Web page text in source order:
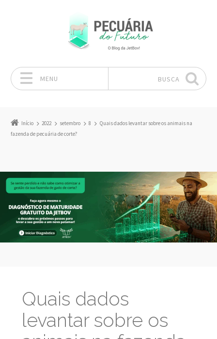
MENU BUSCA
Início 2022 setembro 8
Quais dados levantar sobre os animais na
fazenda de pecuária de corte?
Quais dados
levantar sobre os